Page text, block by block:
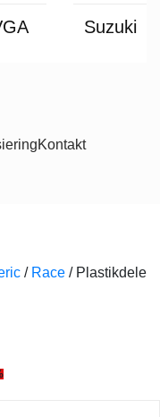
Suzuki
Kontakt
/ Race /Plastikdele